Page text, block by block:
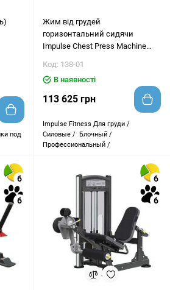
под
Жим від грудей
горизонтальний сидячи
Impulse Chest Press Machine
Код: 138-01
В наявності
113 625 грн
Impulse Fitness Для груди /
Силовые /
Блочный /
Профессиональный /
6
6
6
6